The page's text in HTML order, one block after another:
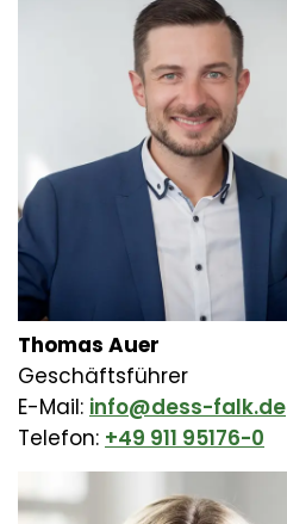
Thomas Auer
Geschäftsführer
E-Mail: info@dess-falk.de
Telefon: +49 911 95176-0